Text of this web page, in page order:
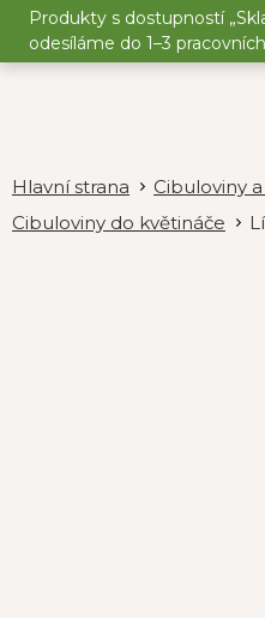
Přejít
obsah
Produkty s dostupností
odesíláme do 1–3
Cibuloviny
Cibuloviny do květináče